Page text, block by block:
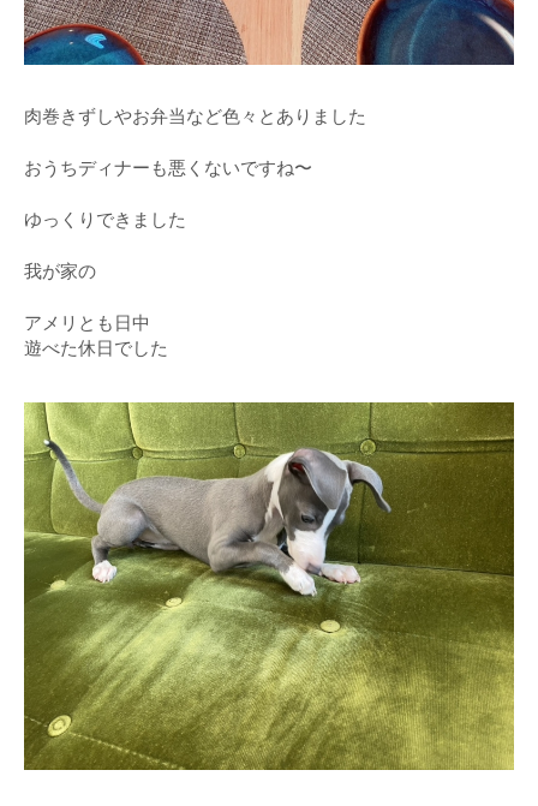
肉巻きずしやお弁当など色々とありました
おうちディナーも悪くないですね〜
ゆっくりできました
我が家の
アメリとも日中
遊べた休日でした